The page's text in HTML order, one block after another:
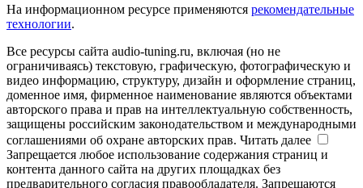
На информационном ресурсе применяются рекомендательные
технологии.
Все ресурсы сайта audio-tuning.ru, включая (но не
ограничиваясь) текстовую, графическую, фотографическую и
видео информацию, структуру, дизайн и оформление страниц,
доменное имя, фирменное наименование являются объектами
авторского права и прав на интеллектуальную собственность,
защищены российским законодательством и международными
соглашениями об охране авторских прав. Читать далее
Запрещается любое использование содержания страниц и
контента данного сайта на других площадках без
предварительного согласия правообладателя. Запрещаются